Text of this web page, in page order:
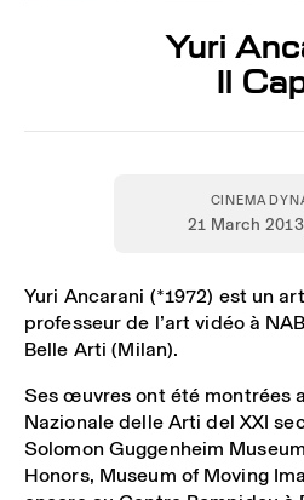
Yuri
Il
CINEMA
21 March 2013
Yuri Ancarani (*1972) est un
professeur de l’art vidéo à
Belle Arti (Milan).
Ses œuvres ont été montrées
Nazionale delle Arti del XXI
Solomon Guggenheim
Honors, Museum of Moving